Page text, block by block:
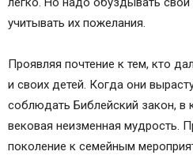
учитывать их пожелания.
Проявляя почтение к тем, кто
и своих детей. Когда они
соблюдать Библейский закон, в
вековая неизменная мудрость.
поколение к семейным